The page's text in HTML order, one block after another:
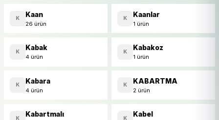
K Kaan
26 ürün
K Kaanlar
1 ürün
K Kabak
4 ürün
K Kabakoz
1 ürün
K Kabara
4 ürün
K KABARTMA
2 ürün
K Kabartmalı K Kabel